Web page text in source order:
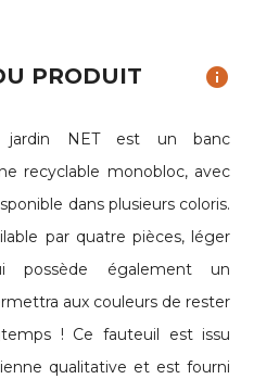
PRODUIT info
jardin NET est un banc
recyclable monobloc, avec
dans plusieurs coloris.
par quatre pièces, léger
possède également un
aux couleurs de rester
! Ce fauteuil est issu
qualitative et est fourni